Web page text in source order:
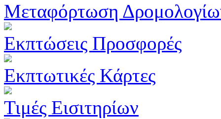
Μεταφόρτωση
Εκπτώσεις Προσφορές
Εκπτωτικές Κάρτες
Τιμές Εισιτηρίων